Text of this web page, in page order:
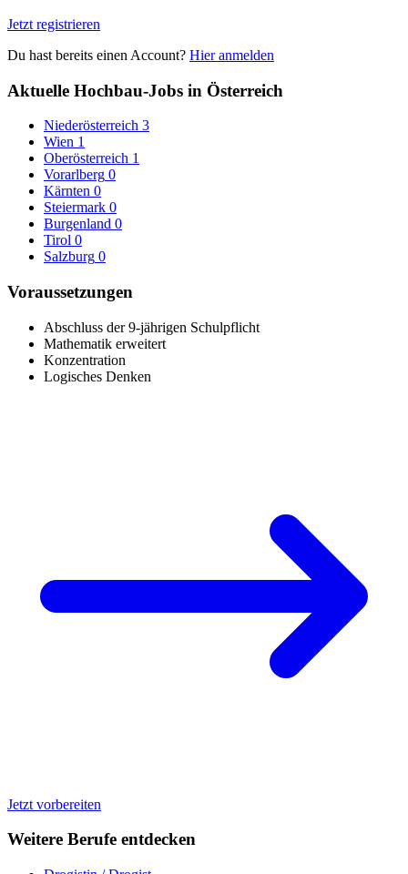
Jetzt registrieren
Du hast bereits einen Account? Hier anmelden
Aktuelle Hochbau-Jobs in Österreich
Niederösterreich 3
Wien 1
Oberösterreich 1
Vorarlberg 0
Kärnten 0
Steiermark 0
Burgenland 0
Tirol 0
Salzburg 0
Voraussetzungen
Abschluss der 9-jährigen Schulpflicht
Mathematik erweitert
Konzentration
Logisches Denken
Jetzt vorbereiten
Weitere Berufe entdecken